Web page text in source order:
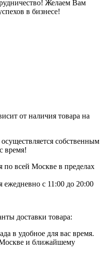
Желаем Вам
в бизнесе!
от наличия товара на
по всей Москве в пределах
ежедневно с 11:00 до 20:00
доставки товара:
в удобное для вас время.
Москве и ближайшему